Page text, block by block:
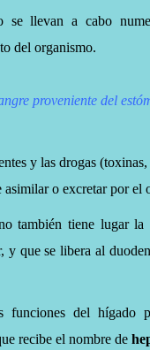
se llevan a cabo
del organismo.
proveniente del
y las drogas (toxinas,
asimilar o excretar por el
también tiene lugar
y que se libera al
funciones del hígado
recibe el nombre de